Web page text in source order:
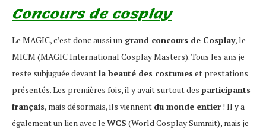
Concours de cosplay
Le MAGIC, c’est donc aussi un grand concours de Cosplay, le
MICM (MAGIC International Cosplay Masters). Tous les ans je
reste subjuguée devantla beauté des costumes et prestations
présentés. Les premières fois, il y avait surtout des participants
français, mais désormais, ils viennent du monde entier ! Il y a
également un lien avec le WCS (World Cosplay Summit), mais je